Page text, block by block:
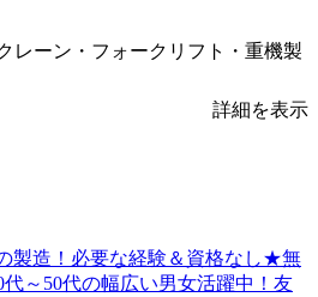
レーン・フォークリフト・重機製
詳細を表示